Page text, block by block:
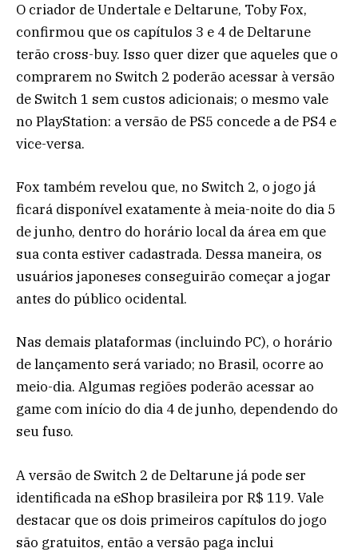
O criador de Undertale e Deltarune, Toby Fox,
confirmou que os capítulos 3 e 4 de Deltarune
terão cross-buy. Isso quer dizer que aqueles que o
comprarem no Switch 2 poderão acessar à versão
de Switch 1 sem custos adicionais; o mesmo vale
no PlayStation: a versão de PS5 concede a de PS4 e
vice-versa.
Fox também revelou que, no Switch 2, o jogo já
ficará disponível exatamente à meia-noite do dia 5
de junho, dentro do horário local da área em que
sua conta estiver cadastrada. Dessa maneira, os
usuários japoneses conseguirão começar a jogar
antes do público ocidental.
Nas demais plataformas (incluindo PC), o horário
de lançamento será variado; no Brasil, ocorre ao
meio-dia. Algumas regiões poderão acessar ao
game com início do dia 4 de junho, dependendo do
seu fuso.
A versão de Switch 2 de Deltarune já pode ser
identificada na eShop brasileira por R$ 119. Vale
destacar que os dois primeiros capítulos do jogo
são gratuitos, então a versão paga inclui